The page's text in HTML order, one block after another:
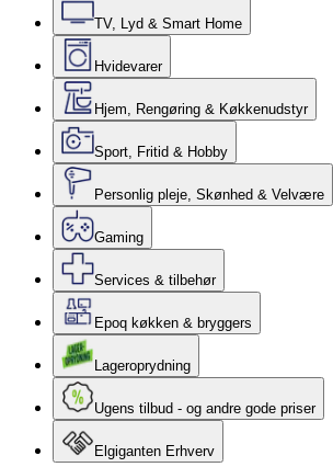
TV, Lyd & Smart Home
Hvidevarer
Hjem, Rengøring & Køkkenudstyr
Sport, Fritid & Hobby
Personlig pleje, Skønhed & Velvære
Gaming
Services & tilbehør
Epoq køkken & bryggers
Lageroprydning
Ugens tilbud - og andre gode priser
Elgiganten Erhverv